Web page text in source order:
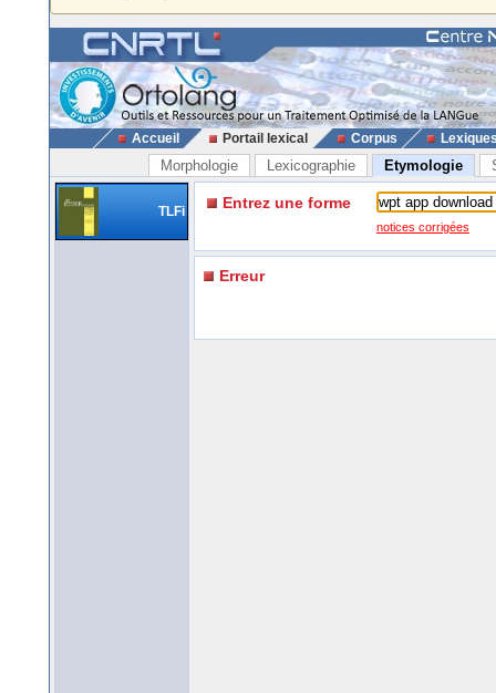
Accueil Portail lexical Corpus
Morphologie Lexicographie Etymologie
TLFi Entrez une forme
notices corrigées
Erreur